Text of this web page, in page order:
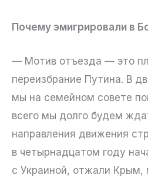
Почему эмигрировали в
— Мотив отъезда — это
переизбрание Путина. В
мы на семейном совете
всего мы долго будем
направления движения
в четырнадцатом году
с Украиной, отжали